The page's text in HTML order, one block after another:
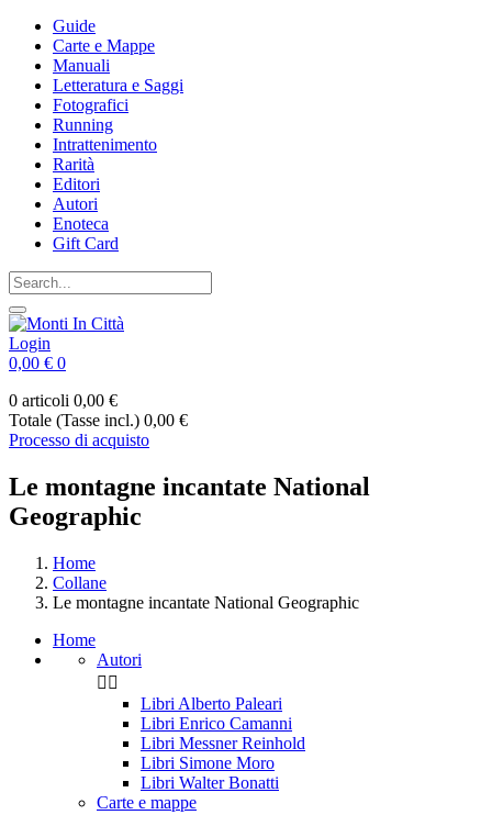
Guide
Carte e Mappe
Manuali
Letteratura e Saggi
Fotografici
Running
Intrattenimento
Rarità
Editori
Autori
Enoteca
Gift Card
Login
0,00 € 0
0 articoli 0,00 €
Totale (Tasse incl.) 0,00 €
Processo di acquisto
Le montagne incantate National
Geographic
Home
Collane
Le montagne incantate National Geographic
Home
Autori
 
Libri Alberto Paleari
Libri Enrico Camanni
Libri Messner Reinhold
Libri Simone Moro
Libri Walter Bonatti
Carte e mappe